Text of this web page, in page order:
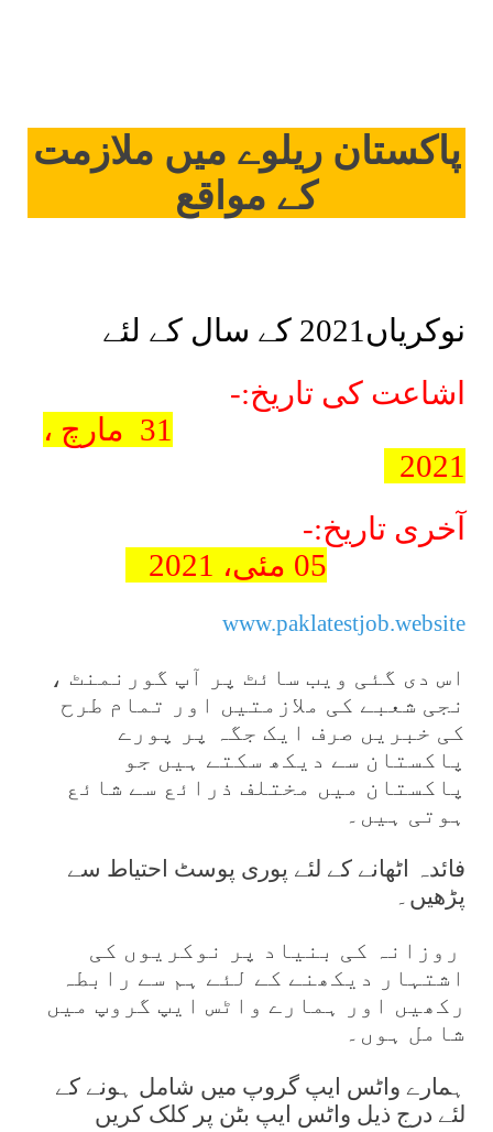
پاکستان ریلوے میں ملازمت
کے مواقع
نوکریاں2021 کے سال کے لئے
اشاعت کی تاریخ:-
31 مارچ ،
2021
آخری تاریخ:-
05 مئی، 2021
www.paklatestjob.website
اس دی گئی ویب سائٹ پر آپ گورنمنٹ ،
نجی شعبے کی ملازمتیں اور تمام طرح
کی خبریں صرف ایک جگہ پر پورے
پاکستان سے دیکھ سکتے ہیں جو
پاکستان میں مختلف ذرائع سے شائع
ہوتی ہیں۔
فائدہ اٹھانے کے لئے پوری پوسٹ احتیاط سے
پڑھیں۔
روزانہ کی بنیاد پر نوکریوں کی
اشتہار دیکھنے کے لئے ہم سے رابطہ
رکھیں اور ہمارے واٹس ایپ گروپ میں
شامل ہوں۔
ہمارے واٹس ایپ گروپ میں شامل ہونے کے
لئے درج ذیل واٹس ایپ بٹن پر کلک کریں